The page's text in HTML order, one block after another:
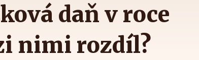
daň v roce
nimi rozdíl?